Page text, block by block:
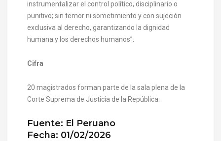
instrumentalizar el control político, disciplinario o
punitivo; sin temor ni sometimiento y con sujeción
exclusiva al derecho, garantizando la dignidad
humana y los derechos humanos”.
Cifra
20 magistrados forman parte de la sala plena de la
Corte Suprema de Justicia de la República.
Fuente: El Peruano
Fecha: 01/02/2026